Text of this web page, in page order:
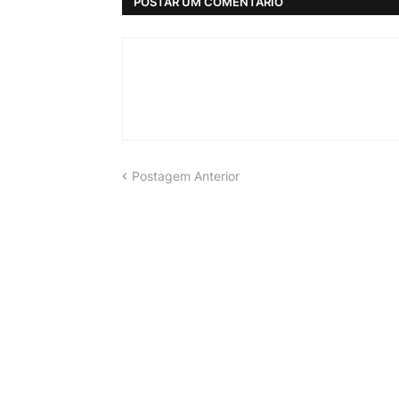
Postagem Anterior